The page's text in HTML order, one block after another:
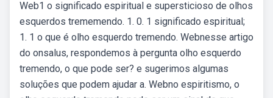
Web1 o significado espiritual e supersticioso de olhos
esquerdos trememendo. 1. 0. 1 significado espiritual;
1. 1 o que é olho esquerdo tremendo. Webnesse artigo
do onsalus, respondemos à pergunta olho esquerdo
tremendo, o que pode ser? e sugerimos algumas
soluções que podem ajudar a. Webno espiritismo, o